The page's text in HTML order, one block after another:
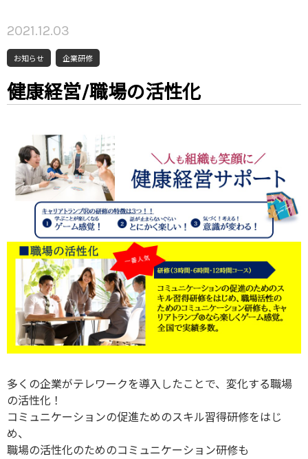
2021.12.03
お知らせ 企業研修
健康経営/職場の活性化
多くの企業がテレワークを導入したことで、変化する職場
の活性化！
コミュニケーションの促進ためのスキル習得研修をはじ
め、
職場の活性化のためのコミュニケーション研修も